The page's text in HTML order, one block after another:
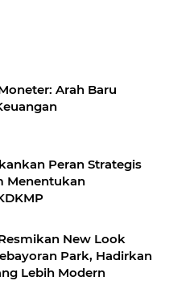
Arah Baru
Peran Strategis
Menentukan
New Look
Park, Hadirkan
Lebih Modern